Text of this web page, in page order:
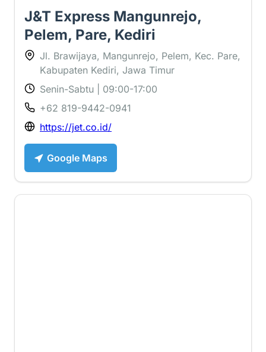
J&T Express Mangunrejo,
Pelem, Pare, Kediri
Jl. Brawijaya, Mangunrejo, Pelem, Kec. Pare,
Kabupaten Kediri, Jawa Timur
Senin-Sabtu | 09:00-17:00
+62 819-9442-0941
https://jet.co.id/
Google Maps